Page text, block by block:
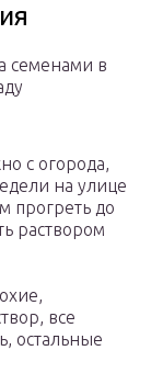
семенами в
с огорода,
на улице
прогреть до
раствором
все
остальные